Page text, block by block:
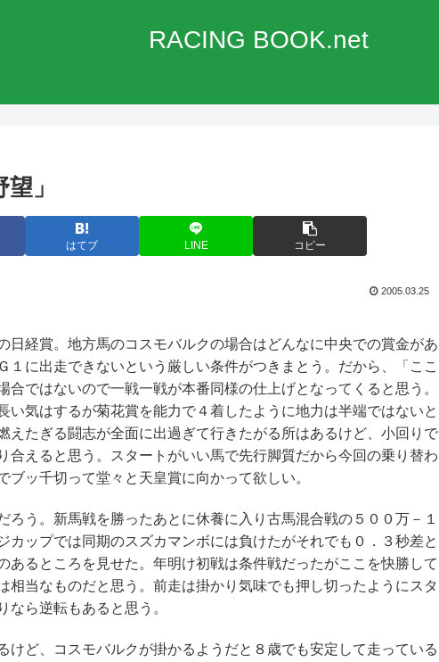
RACING BOOK.net
」
はてブ LINE コピー
2005.03.25
日経賞。地方馬のコスモバルクの場合はどんなに中央での賞金があ
１に出走できないという厳しい条件がつきまとう。だから、「ここ
ではないので一戦一戦が本番同様の仕上げとなってくると思う。
い気はするが菊花賞を能力で４着したように地力は半端ではないと
えたぎる闘志が全面に出過ぎて行きたがる所はあるけど、小回りで
合えると思う。スタートがいい馬で先行脚質だから今回の乗り替わ
ッ千切って堂々と天皇賞に向かって欲しい。
ろう。新馬戦を勝ったあとに休養に入り古馬混合戦の５００万－１
カップでは同期のスズカマンボには負けたがそれでも０．３秒差と
あるところを見せた。年明け初戦は条件戦だったがここを快勝して
相当なものだと思う。前走は掛かり気味でも押し切ったようにスタ
なら逆転もあると思う。
けど、コスモバルクが掛かるようだと８歳でも安定して走っている